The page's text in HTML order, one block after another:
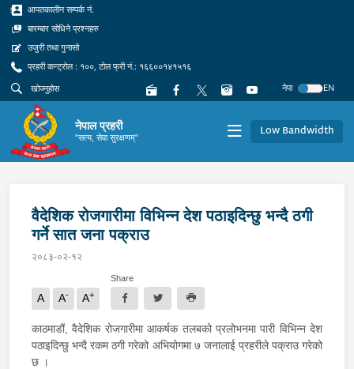
आपतकालीन सम्पर्क नं.
बारम्बार सोधिने प्रश्नहरु
उजुरी तथा गुनासो
प्रहरी कन्ट्रोल : १००, टोल फ्री नं.: १६६००१४१५१६
नेपा
EN
नेपाल प्रहरी
"सत्य, सेवा सुरक्षणम्" Low Bandwidth
वैदेशिक रोजगारीमा विभिन्न देश पठाइदिन्छु भन्दै ठगी
गर्ने सात जना पक्राउ
२०८३-०२-१२
A A- A+
Share
काठमाडौं, वैदेशिक रोजगारीमा आकर्षक तलबको प्रलोभनमा पारी विभिन्न देश
पठाइदिन्छु भन्दै रकम ठगी गरेको अभियोगमा ७ जनालाई प्रहरीले पक्राउ गरेको
छ ।